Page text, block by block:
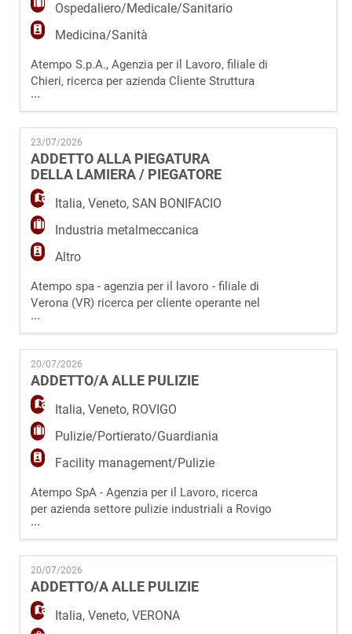
Ospedaliero/Medicale/Sanitario
Medicina/Sanità
Atempo S.p.A., Agenzia per il Lavoro, filiale di
Chieri, ricerca per azienda Cliente Struttura
Sanitaria, un/a Operatore Socio Sanitario. Il/la
candidato/a si occuperà di assistere e
supportare gli ospiti/pazienti nelle attività
quotidiane; collaborerà con infermieri e
personale sanitario per garantire il benessere
e la cura della persona. Requis
...
23/07/2026
ADDETTO ALLA PIEGATURA
DELLA LAMIERA / PIEGATORE
Italia,Veneto,SAN BONIFACIO
Industria metalmeccanica
Altro
Atempo spa - agenzia per il lavoro - filiale di
Verona (VR) ricerca per cliente operante nel
settore della metalmeccanica con sede a San
Bonifacio (VR) un Addetto alla Piegatura della
Lamiera / Piegatore da inserire in organico.
La risorsa si occuperà di: - Attrezzare e
programmare le macchine piegatrici (CNC),
impostando i parametri in base a
...
20/07/2026
ADDETTO/A ALLE PULIZIE
Italia,Veneto, ROVIGO
Pulizie/Portierato/Guardiania
Facility management/Pulizie
Atempo SpA - Agenzia per il Lavoro, ricerca
per azienda settore pulizie industriali a Rovigo
(Ro), un' Addetto/a alle Pulizie da inserire in
spazi lavorativi come uffici, palestre e scuole.
La risorsa si occuperà di: - pulire spazi
lavorativi come uffici, palestre e spazi
commerciali, occupandosi anche della pulizia
dei bagni. - utilizzare i prod
...
20/07/2026
ADDETTO/A ALLE PULIZIE
Italia,Veneto,VERONA